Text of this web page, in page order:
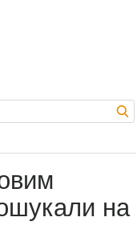
ошукали на